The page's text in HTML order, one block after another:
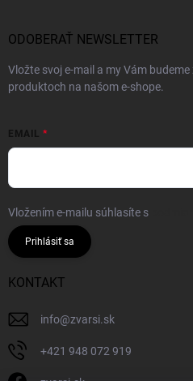
ODOBERAŤ NEWSLETTER
Vložte svoj e-mail a my Vám
produktoch na našom e-shope.
EMAIL
Vložením e-mailu súhlasíte s
Prihlásiť sa
KONTAKT
info@zvarsi.sk
+421 948 072 919